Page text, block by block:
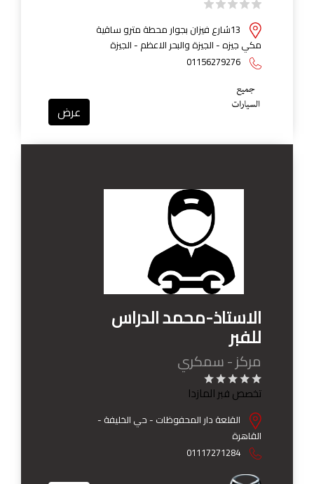
13شارع فيزان بجوار محطة مترو ساقية
مكي جيزه - الجيزة والبحر الاعظم - الجيزة
01156279276
عرض
الاستاذ-محمد الدراس
للفبر
مركز - سمكري
تخصص فبر المازدا
القلعة دار المحفوظات - حي الخليفة -
القاهرة
01117271284